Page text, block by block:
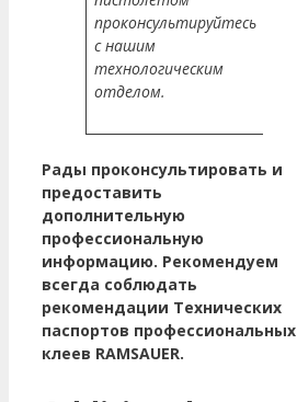
проконсультируйтесь
с нашим
технологическим
отделом.
Рады проконсультировать и
предоставить
дополнительную
профессиональную
информацию. Рекомендуем
всегда соблюдать
рекомендации Технических
паспортов профессиональных
клеев RAMSAUER.